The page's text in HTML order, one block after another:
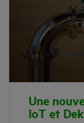
Une
IoT et